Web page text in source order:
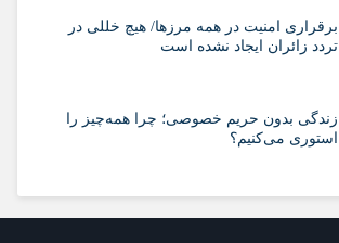
برقراری امنیت در همه مرزها/ هیچ‌ خللی در
تردد زائران ایجاد نشده است
زندگی بدون حریم خصوصی؛ چرا همه‌چیز را
استوری می‌کنیم؟